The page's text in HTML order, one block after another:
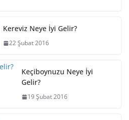
Kereviz Neye İyi Gelir?
22 Şubat 2016
Keçiboynuzu Neye İyi
Gelir?
19 Şubat 2016